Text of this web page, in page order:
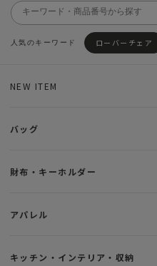
ローバーチェア
NEW ITEM
バッグ
財布・キーホルダー
アパレル
キッチン・インテリア・収納